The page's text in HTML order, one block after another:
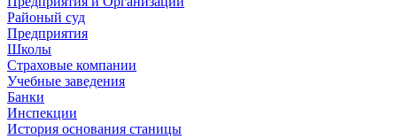
Районый суд
Предприятия
Школы
Страховые компании
Учебные заведения
Банки
Инспекции
История основания станицы